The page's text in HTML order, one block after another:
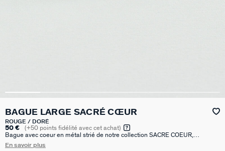
BAGUE LARGE SACRÉ CŒUR
ROUGE / DORÉ
50 € (+50 points fidélité avec cet achat)
Bague avec coeur en métal strié de notre collection SACRE COEUR,
imaginée à Paris, réalisée en laiton doré à l'or 750/1000e - 18 carats et
En savoir plus